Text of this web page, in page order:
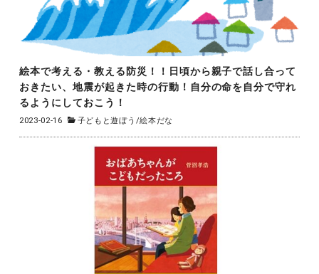
絵本で考える・教える防災！！日頃から親子で話し合って
おきたい、地震が起きた時の行動！自分の命を自分で守れ
るようにしておこう！
2023-02-16 子どもと遊ぼう /絵本だな